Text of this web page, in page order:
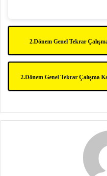
2.Dönem Genel Tekrar
2.Dönem Genel Tekrar Çalışma